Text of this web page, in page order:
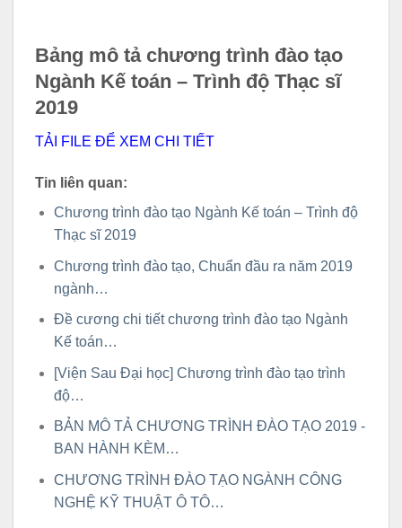
Bảng mô tả chương trình đào tạo
Ngành Kế toán – Trình độ Thạc sĩ
2019
TẢI FILE ĐỂ XEM CHI TIẾT
Tin liên quan:
Chương trình đào tạo Ngành Kế toán – Trình độ
Thạc sĩ 2019
Chương trình đào tạo, Chuẩn đầu ra năm 2019
ngành…
Đề cương chi tiết chương trình đào tạo Ngành
Kế toán…
[Viện Sau Đại học] Chương trình đào tạo trình
độ…
BẢN MÔ TẢ CHƯƠNG TRÌNH ĐÀO TẠO 2019 -
BAN HÀNH KÈM…
CHƯƠNG TRÌNH ĐÀO TẠO NGÀNH CÔNG
NGHỆ KỸ THUẬT Ô TÔ…